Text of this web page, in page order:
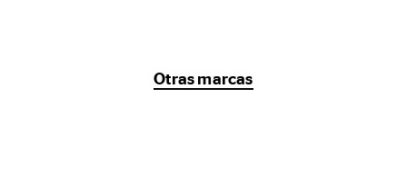
Otras marcas